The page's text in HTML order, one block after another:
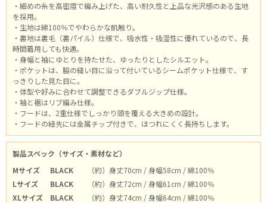
・細めの糸を高密度で編み上げた、高い耐久性と上品な光沢感のある生地
を採用。
・生地は綿100％でやわらかな肌触り。
・裏地は裏毛（裏パイル）仕様で、吸水性・吸湿性に優れているので、長
時間着用しても快適。
・身幅と袖にゆとりを持たせた、ゆったりとしたシルエット。
・ポケットは、脇の縫い目に沿って付いているシームポケット仕様で、す
っきりした見た目に。
・体型や好みに合わせて調整できるダブルジップ仕様。
・袖と裾はリブ編み仕様。
・フードは、2重仕様でしっかり頭を覆える大きめの設計。
・フードの紐先には金属チップ付きで、ほつれにくく長持ちします。
製品スペック（サイズ・素材など）
Mサイズ
BLACK
（約）身丈70cm / 身幅58cm / 綿100％
Lサイズ
BLACK
（約）身丈72cm / 身幅61cm / 綿100％
XLサイズ
BLACK
（約）身丈74cm / 身幅64cm / 綿100％